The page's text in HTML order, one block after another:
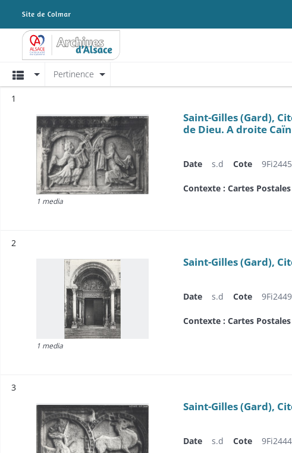
Archives Alsace - Colmar
AffichagePertinence
1
1 media
Saint-Gilles (Gard),
de Dieu. A droite Caïn
Date s.d Cote 9Fi2445
Contexte : Cartes Postales
2
1 media
Saint-Gilles (Gard),
Date s.d Cote 9Fi2449
Contexte : Cartes Postales
3
Saint-Gilles (Gard),
Date s.d Cote 9Fi2444